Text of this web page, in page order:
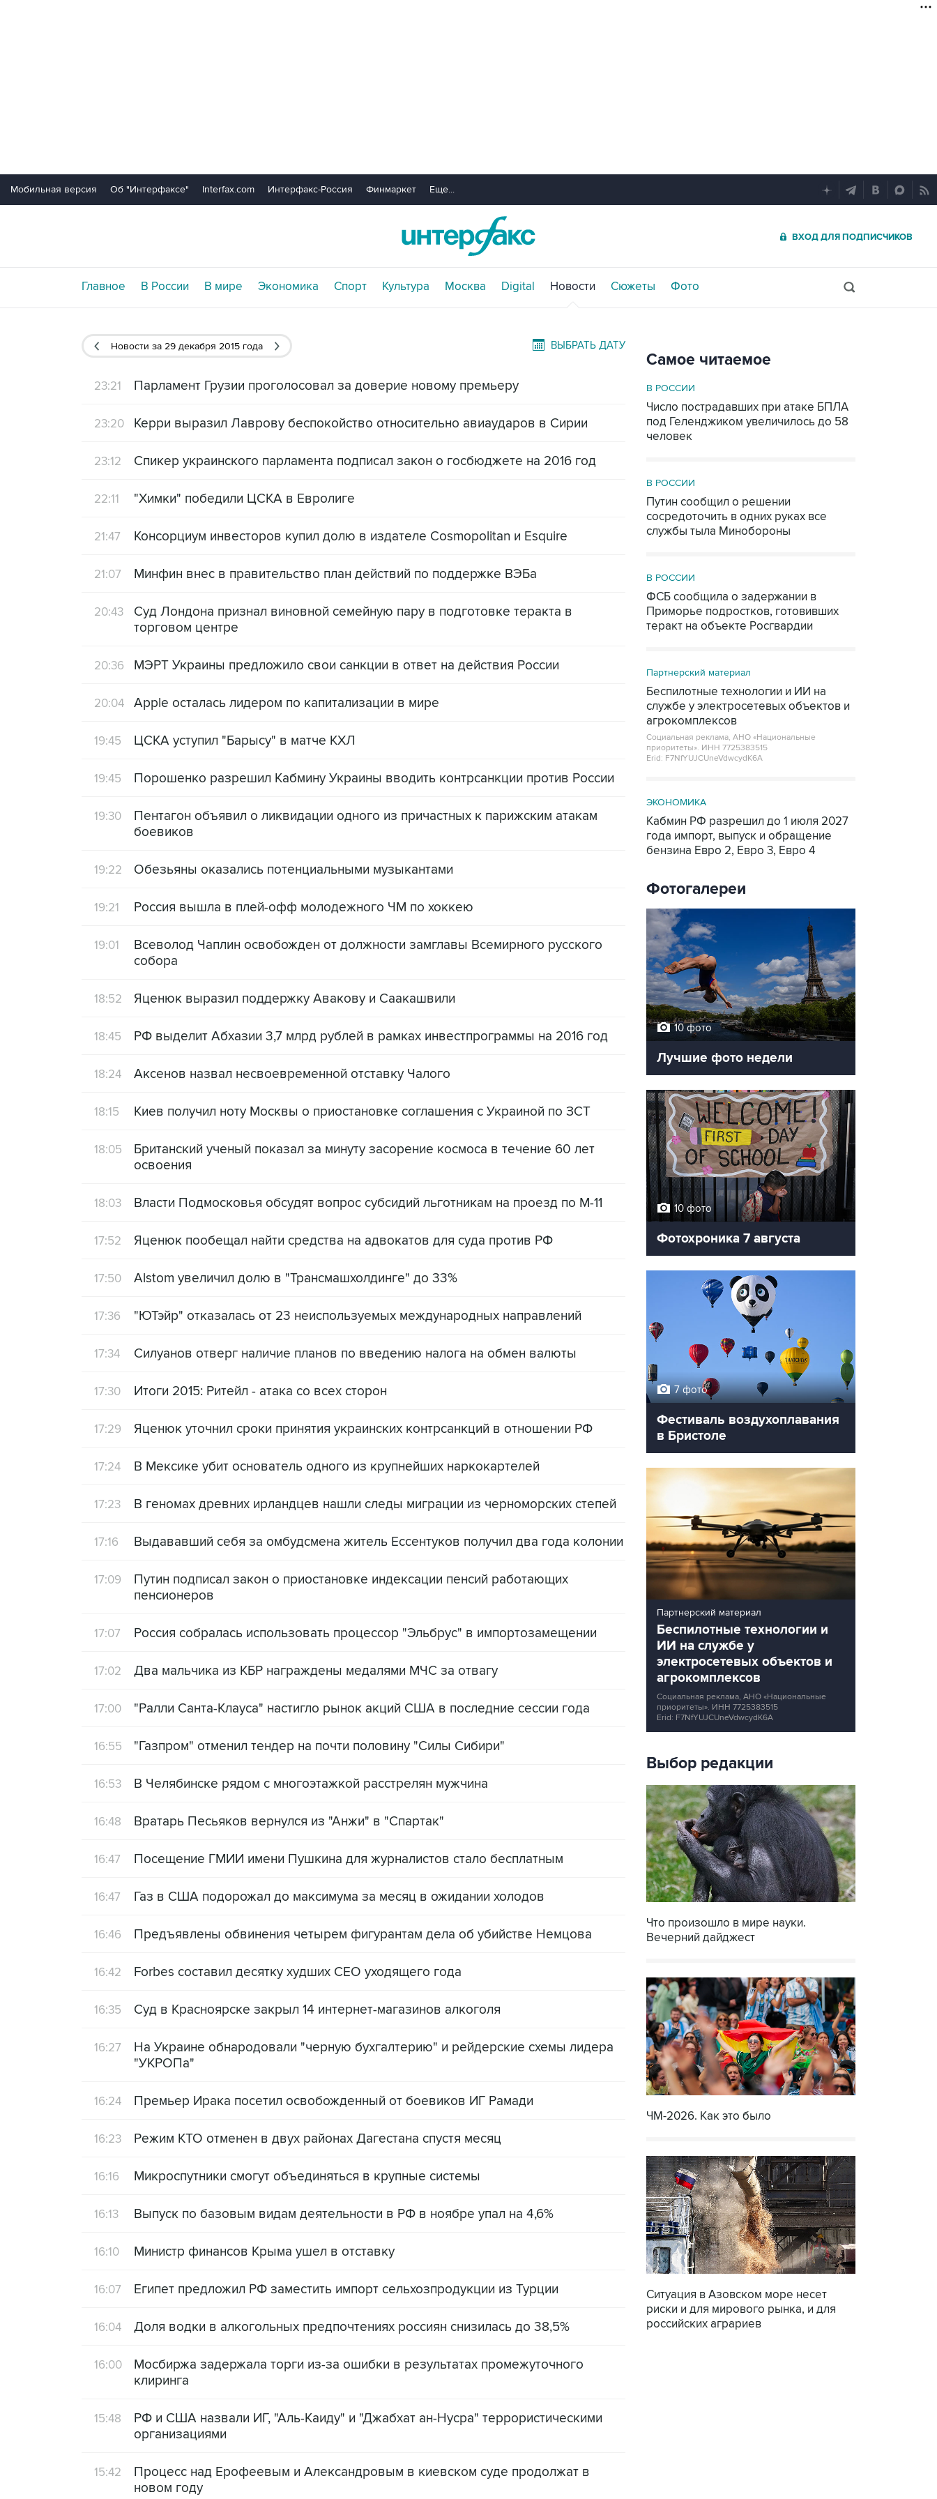
Мобильная версия Об "Интерфаксе" Interfax.com Интерфакс-Россия Финмаркет Еще...
ВХОД ДЛЯ ПОДПИСЧИКОВ
Главное В России В мире Экономика Спорт Культура Москва Digital Новости Сюжеты Фото
Новости за 29 декабря 2015 года ВЫБРАТЬ ДАТУ
23:21 Парламент Грузии проголосовал за доверие новому премьеру
23:20 Керри выразил Лаврову беспокойство относительно авиаударов в Сирии
23:12 Спикер украинского парламента подписал закон о госбюджете на 2016 год
22:11 "Химки" победили ЦСКА в Евролиге
21:47 Консорциум инвесторов купил долю в издателе Cosmopolitan и Esquire
21:07 Минфин внес в правительство план действий по поддержке ВЭБа
20:43
Суд Лондона признал виновной семейную пару в подготовке теракта в
торговом центре
20:36 МЭРТ Украины предложило свои санкции в ответ на действия России
20:04 Apple осталась лидером по капитализации в мире
19:45 ЦСКА уступил "Барысу" в матче КХЛ
19:45 Порошенко разрешил Кабмину Украины вводить контрсанкции против России
19:30
Пентагон объявил о ликвидации одного из причастных к парижским атакам
боевиков
19:22 Обезьяны оказались потенциальными музыкантами
19:21 Россия вышла в плей-офф молодежного ЧМ по хоккею
19:01
Всеволод Чаплин освобожден от должности замглавы Всемирного русского
собора
18:52 Яценюк выразил поддержку Авакову и Саакашвили
18:45 РФ выделит Абхазии 3,7 млрд рублей в рамках инвестпрограммы на 2016 год
18:24 Аксенов назвал несвоевременной отставку Чалого
18:15 Киев получил ноту Москвы о приостановке соглашения с Украиной по ЗСТ
18:05
Британский ученый показал за минуту засорение космоса в течение 60 лет
освоения
18:03 Власти Подмосковья обсудят вопрос субсидий льготникам на проезд по М-11
17:52 Яценюк пообещал найти средства на адвокатов для суда против РФ
17:50 Alstom увеличил долю в "Трансмашхолдинге" до 33%
17:36 "ЮТэйр" отказалась от 23 неиспользуемых международных направлений
17:34 Силуанов отверг наличие планов по введению налога на обмен валюты
17:30 Итоги 2015: Ритейл - атака со всех сторон
17:29 Яценюк уточнил сроки принятия украинских контрсанкций в отношении РФ
17:24 В Мексике убит основатель одного из крупнейших наркокартелей
17:23 В геномах древних ирландцев нашли следы миграции из черноморских степей
17:16 Выдававший себя за омбудсмена житель Ессентуков получил два года колонии
17:09
Путин подписал закон о приостановке индексации пенсий работающих
пенсионеров
17:07 Россия собралась использовать процессор "Эльбрус" в импортозамещении
17:02 Два мальчика из КБР награждены медалями МЧС за отвагу
17:00 "Ралли Санта-Клауса" настигло рынок акций США в последние сессии года
16:55 "Газпром" отменил тендер на почти половину "Силы Сибири"
16:53 В Челябинске рядом с многоэтажкой расстрелян мужчина
16:48 Вратарь Песьяков вернулся из "Анжи" в "Спартак"
16:47 Посещение ГМИИ имени Пушкина для журналистов стало бесплатным
16:47 Газ в США подорожал до максимума за месяц в ожидании холодов
16:46 Предъявлены обвинения четырем фигурантам дела об убийстве Немцова
16:42 Forbes составил десятку худших CEO уходящего года
16:35 Суд в Красноярске закрыл 14 интернет-магазинов алкоголя
16:27
На Украине обнародовали "черную бухгалтерию" и рейдерские схемы лидера
"УКРОПа"
16:24 Премьер Ирака посетил освобожденный от боевиков ИГ Рамади
16:23 Режим КТО отменен в двух районах Дагестана спустя месяц
16:16 Микроспутники смогут объединяться в крупные системы
16:13 Выпуск по базовым видам деятельности в РФ в ноябре упал на 4,6%
16:10 Министр финансов Крыма ушел в отставку
16:07 Египет предложил РФ заместить импорт сельхозпродукции из Турции
16:04 Доля водки в алкогольных предпочтениях россиян снизилась до 38,5%
16:00
Мосбиржа задержала торги из-за ошибки в результатах промежуточного
клиринга
15:48
РФ и США назвали ИГ, "Аль-Каиду" и "Джабхат ан-Нусра" террористическими
организациями
15:42
Процесс над Ерофеевым и Александровым в киевском суде продолжат в
новом году
Самое читаемое
В РОССИИ
Число пострадавших при атаке БПЛА
под Геленджиком увеличилось до 58
человек
В РОССИИ
Путин сообщил о решении
сосредоточить в одних руках все
службы тыла Минобороны
В РОССИИ
ФСБ сообщила о задержании в
Приморье подростков, готовивших
теракт на объекте Росгвардии
Партнерский материал
Беспилотные технологии и ИИ на
службе у электросетевых объектов и
агрокомплексов
Социальная реклама, АНО «Национальные
приоритеты». ИНН 7725383515
Erid: F7NfYUJCUneVdwcydK6A
ЭКОНОМИКА
Кабмин РФ разрешил до 1 июля 2027
года импорт, выпуск и обращение
бензина Евро 2, Евро 3, Евро 4
Фотогалереи
10 фото
Лучшие фото недели
10 фото
Фотохроника 7 августа
7 фото
Фестиваль воздухоплавания
в Бристоле
Партнерский материал
Беспилотные технологии и
ИИ на службе у
электросетевых объектов и
агрокомплексов
Социальная реклама, АНО «Национальные
приоритеты». ИНН 7725383515
Erid: F7NfYUJCUneVdwcydK6A
Выбор редакции
Что произошло в мире науки.
Вечерний дайджест
ЧМ-2026. Как это было
Ситуация в Азовском море несет
риски и для мирового рынка, и для
российских аграриев